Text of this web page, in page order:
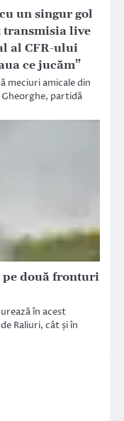
un singur gol
transmisia live
al CFR-ului
ce jucăm”
meciuri amicale din
partidă
pe două fronturi
în acest
Raliuri, cât și în